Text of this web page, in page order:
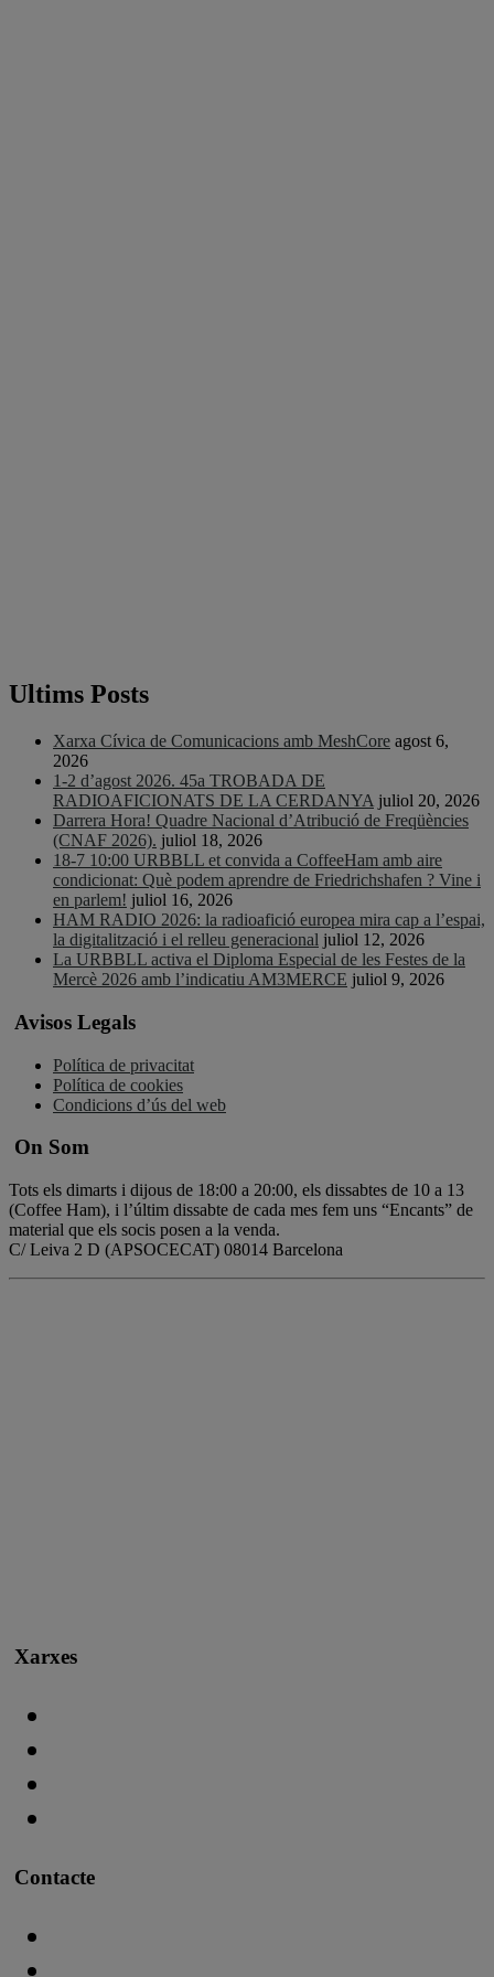
Ultims Posts
Xarxa Cívica de Comunicacions amb MeshCore agost 6,
2026
1-2 d’agost 2026. 45a TROBADA DE
RADIOAFICIONATS DE LA CERDANYA juliol 20, 2026
Darrera Hora! Quadre Nacional d’Atribució de Freqüències
(CNAF 2026). juliol 18, 2026
18-7 10:00 URBBLL et convida a CoffeeHam amb aire
condicionat: Què podem aprendre de Friedrichshafen ? Vine i
en parlem! juliol 16, 2026
HAM RADIO 2026: la radioafició europea mira cap a l’espai,
la digitalització i el relleu generacional juliol 12, 2026
La URBBLL activa el Diploma Especial de les Festes de la
Mercè 2026 amb l’indicatiu AM3MERCE juliol 9, 2026
Avisos Legals
Política de privacitat
Política de cookies
Condicions d’ús del web
On Som
Tots els dimarts i dijous de 18:00 a 20:00, els dissabtes de 10 a 13
(Coffee Ham), i l’últim dissabte de cada mes fem uns “Encants” de
material que els socis posen a la venda.
C/ Leiva 2 D (APSOCECAT) 08014 Barcelona
Xarxes
Contacte